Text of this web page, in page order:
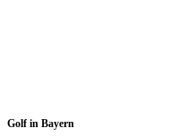
Golf in Bayern